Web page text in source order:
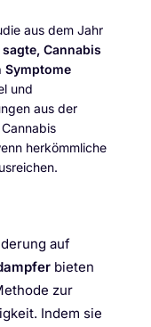
aus dem Jahr
Cannabis
Symptome
und
aus der
herkömmliche
auf
bieten
zur
Indem sie